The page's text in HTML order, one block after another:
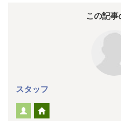
この記事
スタッフ